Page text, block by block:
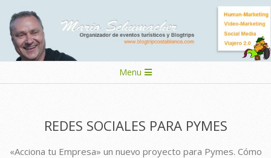
content
Navigation
Menu
REDES SOCIALES PARA PYMES
«Acciona tu Empresa» un nuevo proyecto para Pymes. Cómo